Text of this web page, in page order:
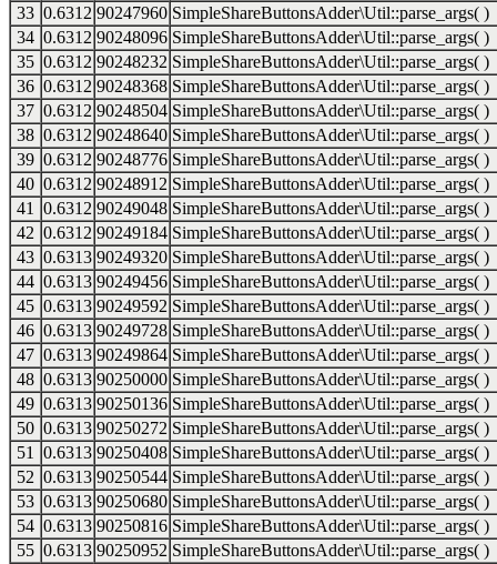
33 0.6312 90247960 SimpleShareButtonsAdder\Util::parse_args( )
34 0.6312 90248096 SimpleShareButtonsAdder\Util::parse_args( )
35 0.6312 90248232 SimpleShareButtonsAdder\Util::parse_args( )
36 0.6312 90248368 SimpleShareButtonsAdder\Util::parse_args( )
37 0.6312 90248504 SimpleShareButtonsAdder\Util::parse_args( )
38 0.6312 90248640 SimpleShareButtonsAdder\Util::parse_args( )
39 0.6312 90248776 SimpleShareButtonsAdder\Util::parse_args( )
40 0.6312 90248912 SimpleShareButtonsAdder\Util::parse_args( )
41
0.6312 90249048 SimpleShareButtonsAdder\Util::parse_args( )
42 0.6312 90249184 SimpleShareButtonsAdder\Util::parse_args( )
43 0.6313 90249320 SimpleShareButtonsAdder\Util::parse_args( )
44 0.6313 90249456 SimpleShareButtonsAdder\Util::parse_args( )
45 0.6313 90249592 SimpleShareButtonsAdder\Util::parse_args( )
46 0.6313 90249728 SimpleShareButtonsAdder\Util::parse_args( )
47 0.6313 90249864 SimpleShareButtonsAdder\Util::parse_args( )
48 0.6313 90250000 SimpleShareButtonsAdder\Util::parse_args( )
49 0.6313 90250136 SimpleShareButtonsAdder\Util::parse_args( )
50 0.6313 90250272 SimpleShareButtonsAdder\Util::parse_args( )
51
0.6313 90250408 SimpleShareButtonsAdder\Util::parse_args( )
52 0.6313 90250544 SimpleShareButtonsAdder\Util::parse_args( )
53 0.6313 90250680 SimpleShareButtonsAdder\Util::parse_args( )
54 0.6313 90250816 SimpleShareButtonsAdder\Util::parse_args( )
55 0.6313 90250952 SimpleShareButtonsAdder\Util::parse_args( )